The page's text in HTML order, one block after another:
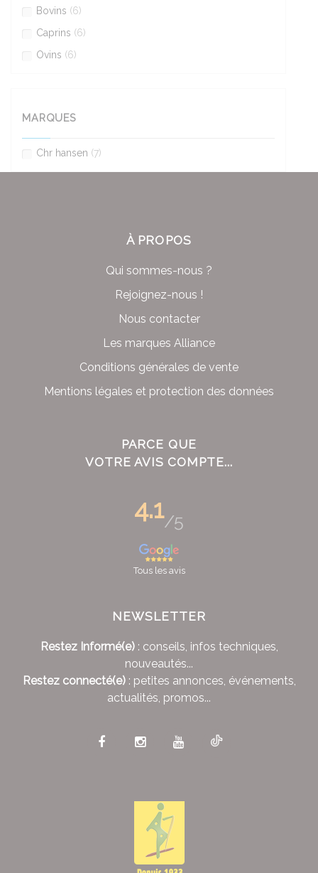
Bovins (6)
Caprins (6)
Ovins (6)
MARQUES
Chr hansen (7)
À PROPOS
Qui sommes-nous ?
Rejoignez-nous !
Nous contacter
Les marques Alliance
Conditions générales de vente
Mentions légales et protection des données
PARCE QUE
VOTRE AVIS COMPTE...
4.1/5
Tous les avis
NEWSLETTER
Restez Informé(e): conseils, infos techniques,
nouveautés...
Restez connecté(e): petites annonces, événements,
actualités, promos...